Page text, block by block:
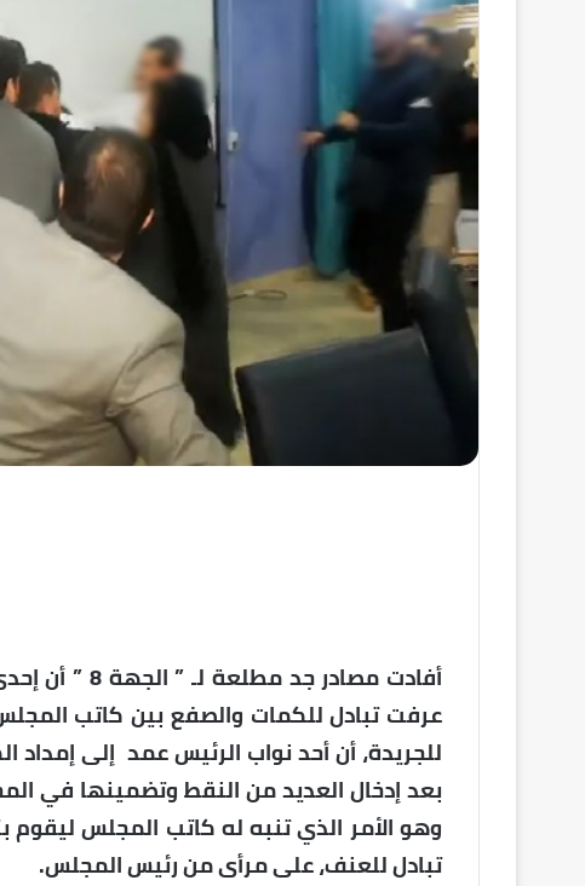
أفادت مصادر
عرفت تبادل للكمات والصفع بين كاتب
للجريدة، أن أحد نواب الرئيس عمد إلى
بعد إدخال العديد من النقط وتضمينها في
وهو الأمر الذي تنبه له كاتب المجلس ليقوم
تبادل للعنف، على مرأى من رئيس المجلس.